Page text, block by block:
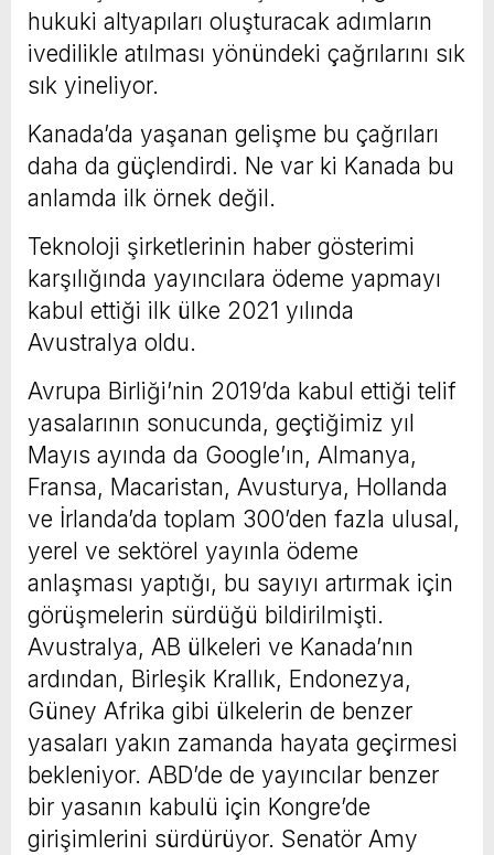
hukuki altyapıları oluşturacak adımların
ivedilikle atılması yönündeki çağrılarını sık
sık yineliyor.
Kanada’da yaşanan gelişme bu çağrıları
daha da güçlendirdi. Ne var ki Kanada bu
anlamda ilk örnek değil.
Teknoloji şirketlerinin haber gösterimi
karşılığında yayıncılara ödeme yapmayı
kabul ettiği ilk ülke 2021 yılında
Avustralya oldu.
Avrupa Birliği’nin 2019’da kabul ettiği telif
yasalarının sonucunda, geçtiğimiz yıl
Mayıs ayında da Google’ın, Almanya,
Fransa, Macaristan, Avusturya, Hollanda
ve İrlanda’da toplam 300’den fazla ulusal,
yerel ve sektörel yayınla ödeme
anlaşması yaptığı, bu sayıyı artırmak için
görüşmelerin sürdüğü bildirilmişti.
Avustralya, AB ülkeleri ve Kanada’nın
ardından, Birleşik Krallık, Endonezya,
Güney Afrika gibi ülkelerin de benzer
yasaları yakın zamanda hayata geçirmesi
bekleniyor. ABD’de de yayıncılar benzer
bir yasanın kabulü için Kongre’de
girişimlerini sürdürüyor. Senatör Amy